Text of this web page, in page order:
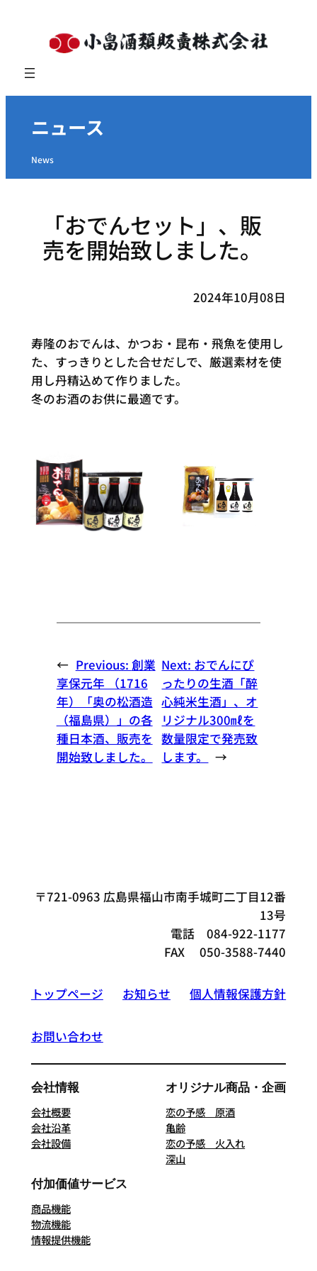
ニュース
News
「おでんセット」、販
売を開始致しました。
2024年10月08日
寿隆のおでんは、かつお・昆布・飛魚を使用し
た、すっきりとした合せだしで、厳選素材を使
用し丹精込めて作りました。
冬のお酒のお供に最適です。
← Previous: 創業
享保元年 （1716
年）「奥の松酒造
（福島県）」の各
種日本酒、販売を
開始致しました。
Next: おでんにぴ
ったりの生酒「醉
心純米生酒」、オ
リジナル300㎖を
数量限定で発売致
します。
→
〒721-0963 広島県福山市南手城町二丁目12番
13号
電話 084-922-1177
FAX 050-3588-7440
トップページ お知らせ 個人情報保護方針
お問い合わせ
会社情報
会社概要
会社沿革
会社設備
オリジナル商品・企画
恋の予感 原酒
亀齢
恋の予感 火入れ
深山
付加価値サービス
商品機能
物流機能
情報提供機能